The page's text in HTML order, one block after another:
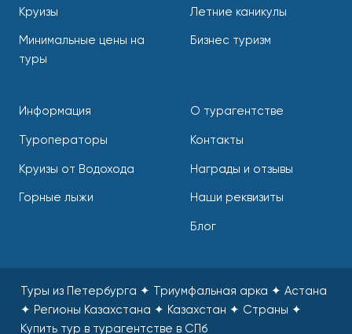
Круизы
Минимальные цены на
туры
Летние каникулы
Бизнес туризм
Информация
Туроператоры
Круизы от Водохода
Горные лыжи
О турагентстве
Контакты
Награды и отзывы
Наши реквизиты
Блог
Туры из Петербурга ✦ Триумфальная арка ✦ Астана
✦ Регионы Казахстана ✦ Казахстан ✦ Страны ✦
Купить тур в турагентстве в СПб